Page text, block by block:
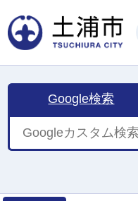
Google検索